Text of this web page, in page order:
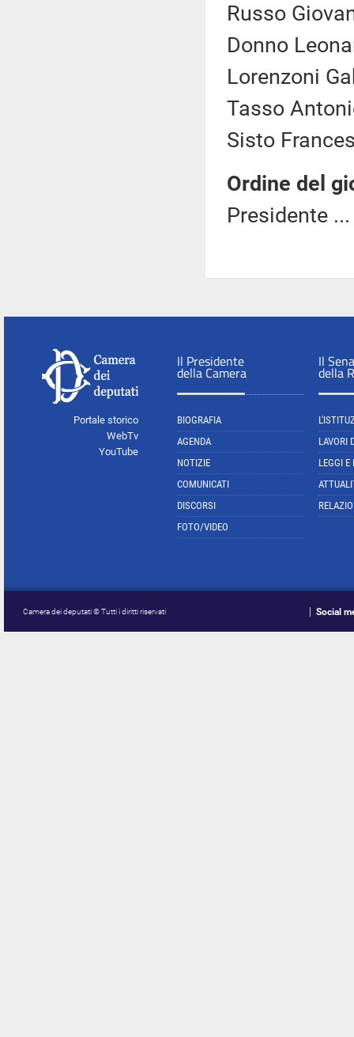
Russo
Donno
Lorenzoni
Tasso
Sisto
Ordine del
Presidente
Portale storico
WebTv
YouTube
Il Presidente
della Camera
BIOGRAFIA
AGENDA
NOTIZIE
COMUNICATI
DISCORSI
FOTO/VIDEO
Il
della
LAVORI
LEGGI E
Camera dei deputati © Tutti i diritti riservati Social